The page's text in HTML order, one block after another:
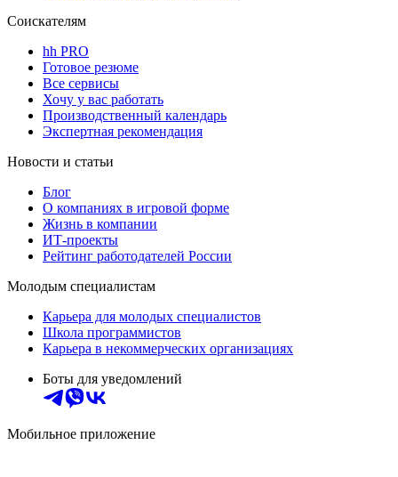
Соискателям
hh PRO
Готовое резюме
Все сервисы
Хочу у вас работать
Производственный календарь
Экспертная рекомендация
Новости и статьи
Блог
О компаниях в игровой форме
Жизнь в компании
ИТ-проекты
Рейтинг работодателей России
Молодым специалистам
Карьера для молодых специалистов
Школа программистов
Карьера в некоммерческих организациях
Боты для уведомлений
Мобильное приложение